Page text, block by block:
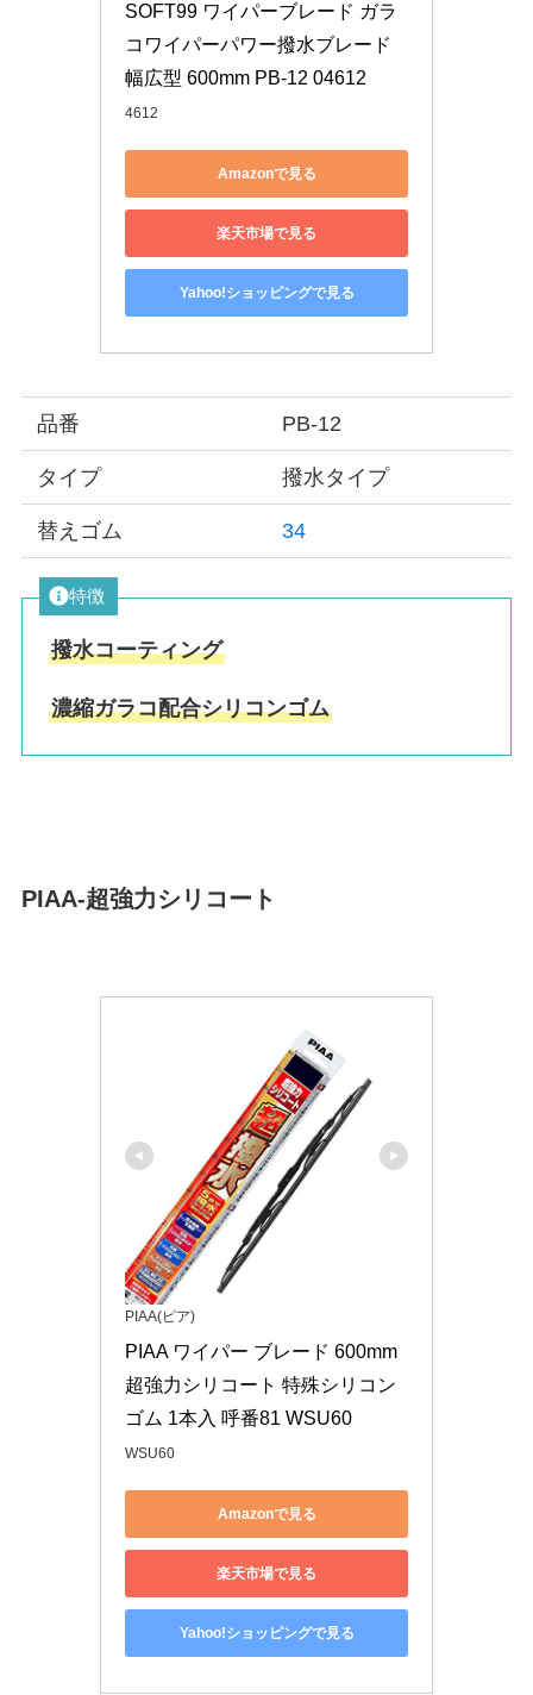
SOFT99 ワイパーブレード ガラ
コワイパーパワー撥水ブレード
幅広型 600mm PB-12 04612
4612
Amazonで見る
楽天市場で見る
Yahoo!ショッピングで見る
品番 PB-12
タイプ 撥水タイプ
替えゴム 34
特徴
撥水コーティング
濃縮ガラコ配合シリコンゴム
PIAA-超強力シリコート
PIAA(ピア)
PIAA ワイパー ブレード 600mm
超強力シリコート 特殊シリコン
ゴム 1本入 呼番81 WSU60
WSU60
Amazonで見る
楽天市場で見る
Yahoo!ショッピングで見る